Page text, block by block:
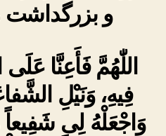
و بزرگداشت
اللّٰهُمَّ فَأَعِنَّا
فِيهِ، وَنَيْلِ
وَاجْعَلْهُ لِى